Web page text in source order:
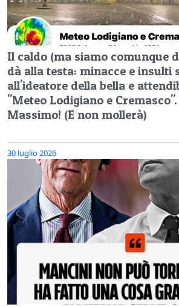
Il caldo (ma siamo comunque
dà alla testa: minacce e insulti
all'ideatore della bella e
"Meteo Lodigiano e
Massimo! (E non mollerà)
30 luglio 2026